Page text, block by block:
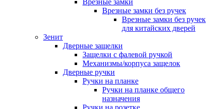
Врезные замки
Врезные замки без ручек
Врезные замки без ручек
для китайских дверей
Зенит
Дверные защелки
Защелки с фалевой ручкой
Механизмы/корпуса защелок
Дверные ручки
Ручки на планке
Ручки на планке общего
назначения